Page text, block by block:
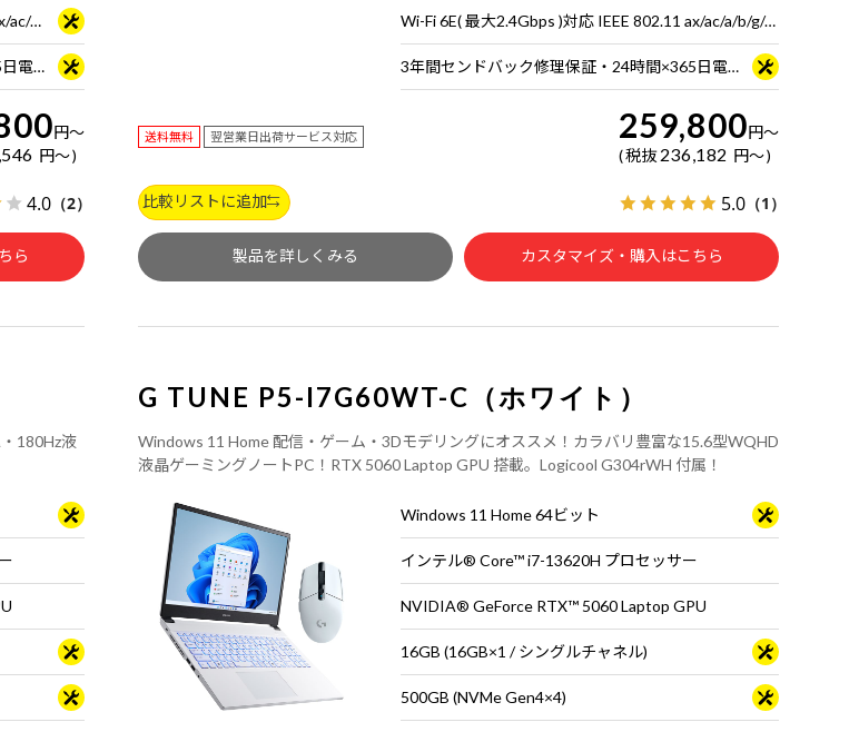
Wi-Fi 6E( 最大2.4Gbps )対応 IEEE 802.11 ax/ac/a/b/g/n準拠 ＋ Bluetooth 5内蔵
3年間センドバック修理保証・24時間×365日電話サポート
円～
円～
4.0 （2）
ら
Wi-Fi 6E( 最大2.4Gbps )対応 IEEE 802.11 ax/ac/a/b/g/n準拠 ＋ Bluetooth 5内蔵
3年間センドバック修理保証・24時間×365日電話サポート
送料無料 翌営業日出荷サービス対応 259,800円～
税抜 236,182 円～
比較リストに追加 5.0 （1）
製品を詳しくみる カスタマイズ・購入はこちら
180Hz液
G TUNE P5-I7G60WT-C（ホワイト）
Windows 11 Home 配信・ゲーム・3Dモデリングにオススメ！カラバリ豊富な15.6型WQHD
液晶ゲーミングノートPC！RTX 5060 Laptop GPU 搭載。Logicool G304rWH 付属！
Windows 11 Home 64ビット
インテル® Core™ i7-13620H プロセッサー
NVIDIA® GeForce RTX™ 5060 Laptop GPU
16GB (16GB×1 / シングルチャネル)
500GB (NVMe Gen4×4)